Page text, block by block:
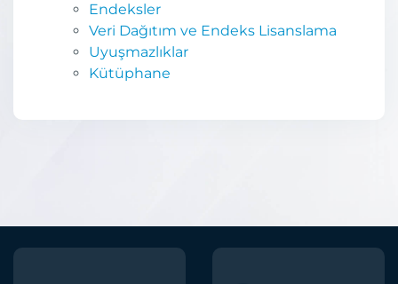
Endeksler
Veri Dağıtım ve Endeks Lisanslama
Uyuşmazlıklar
Kütüphane